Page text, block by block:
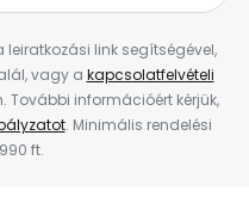
leiratkozási link segítségével,
vagy a kapcsolatfelvételi
További információért kérjük,
. Minimális rendelési
ft.